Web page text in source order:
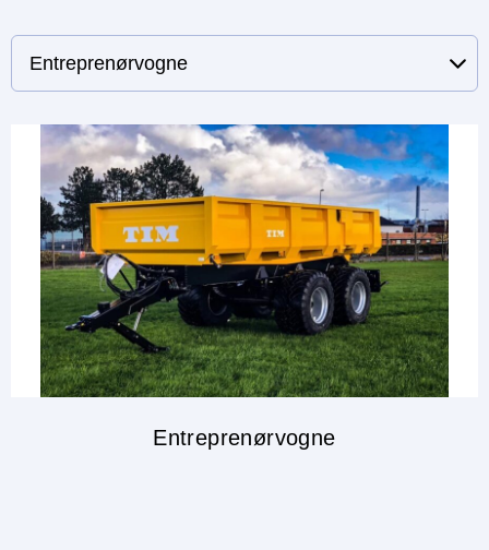
Entreprenørvogne
Entreprenørvogne